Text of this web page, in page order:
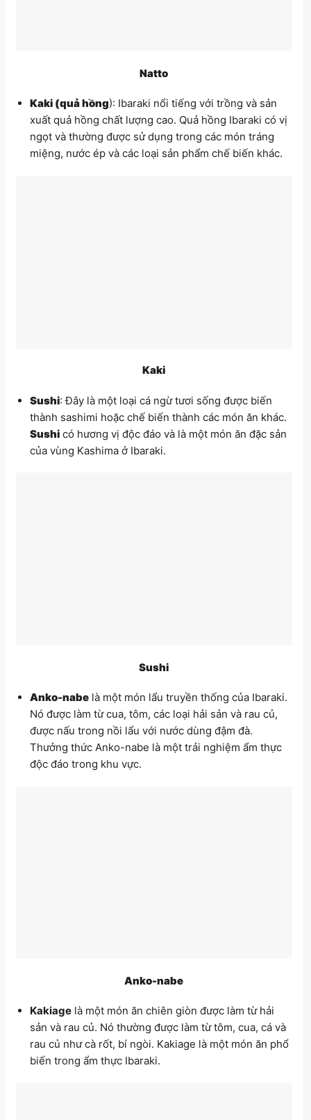
Natto
Kaki (quả hồng): Ibaraki nổi tiếng với trồng và sản
xuất quả hồng chất lượng cao. Quả hồng Ibaraki có vị
ngọt và thường được sử dụng trong các món tráng
miệng, nước ép và các loại sản phẩm chế biến khác.
Kaki
Sushi: Đây là một loại cá ngừ tươi sống được biến
thành sashimi hoặc chế biến thành các món ăn khác.
Sushicó hương vị độc đáo và là một món ăn đặc sản
của vùng Kashima ở Ibaraki.
Sushi
Anko-nabelà một món lẩu truyền thống của Ibaraki.
Nó được làm từ cua, tôm, các loại hải sản và rau củ,
được nấu trong nồi lẩu với nước dùng đậm đà.
Thưởng thức Anko-nabe là một trải nghiệm ẩm thực
độc đáo trong khu vực.
Anko-nabe
Kakiagelà một món ăn chiên giòn được làm từ hải
sản và rau củ. Nó thường được làm từ tôm, cua, cá và
rau củ như cà rốt, bí ngòi. Kakiage là một món ăn phổ
biến trong ẩm thực Ibaraki.